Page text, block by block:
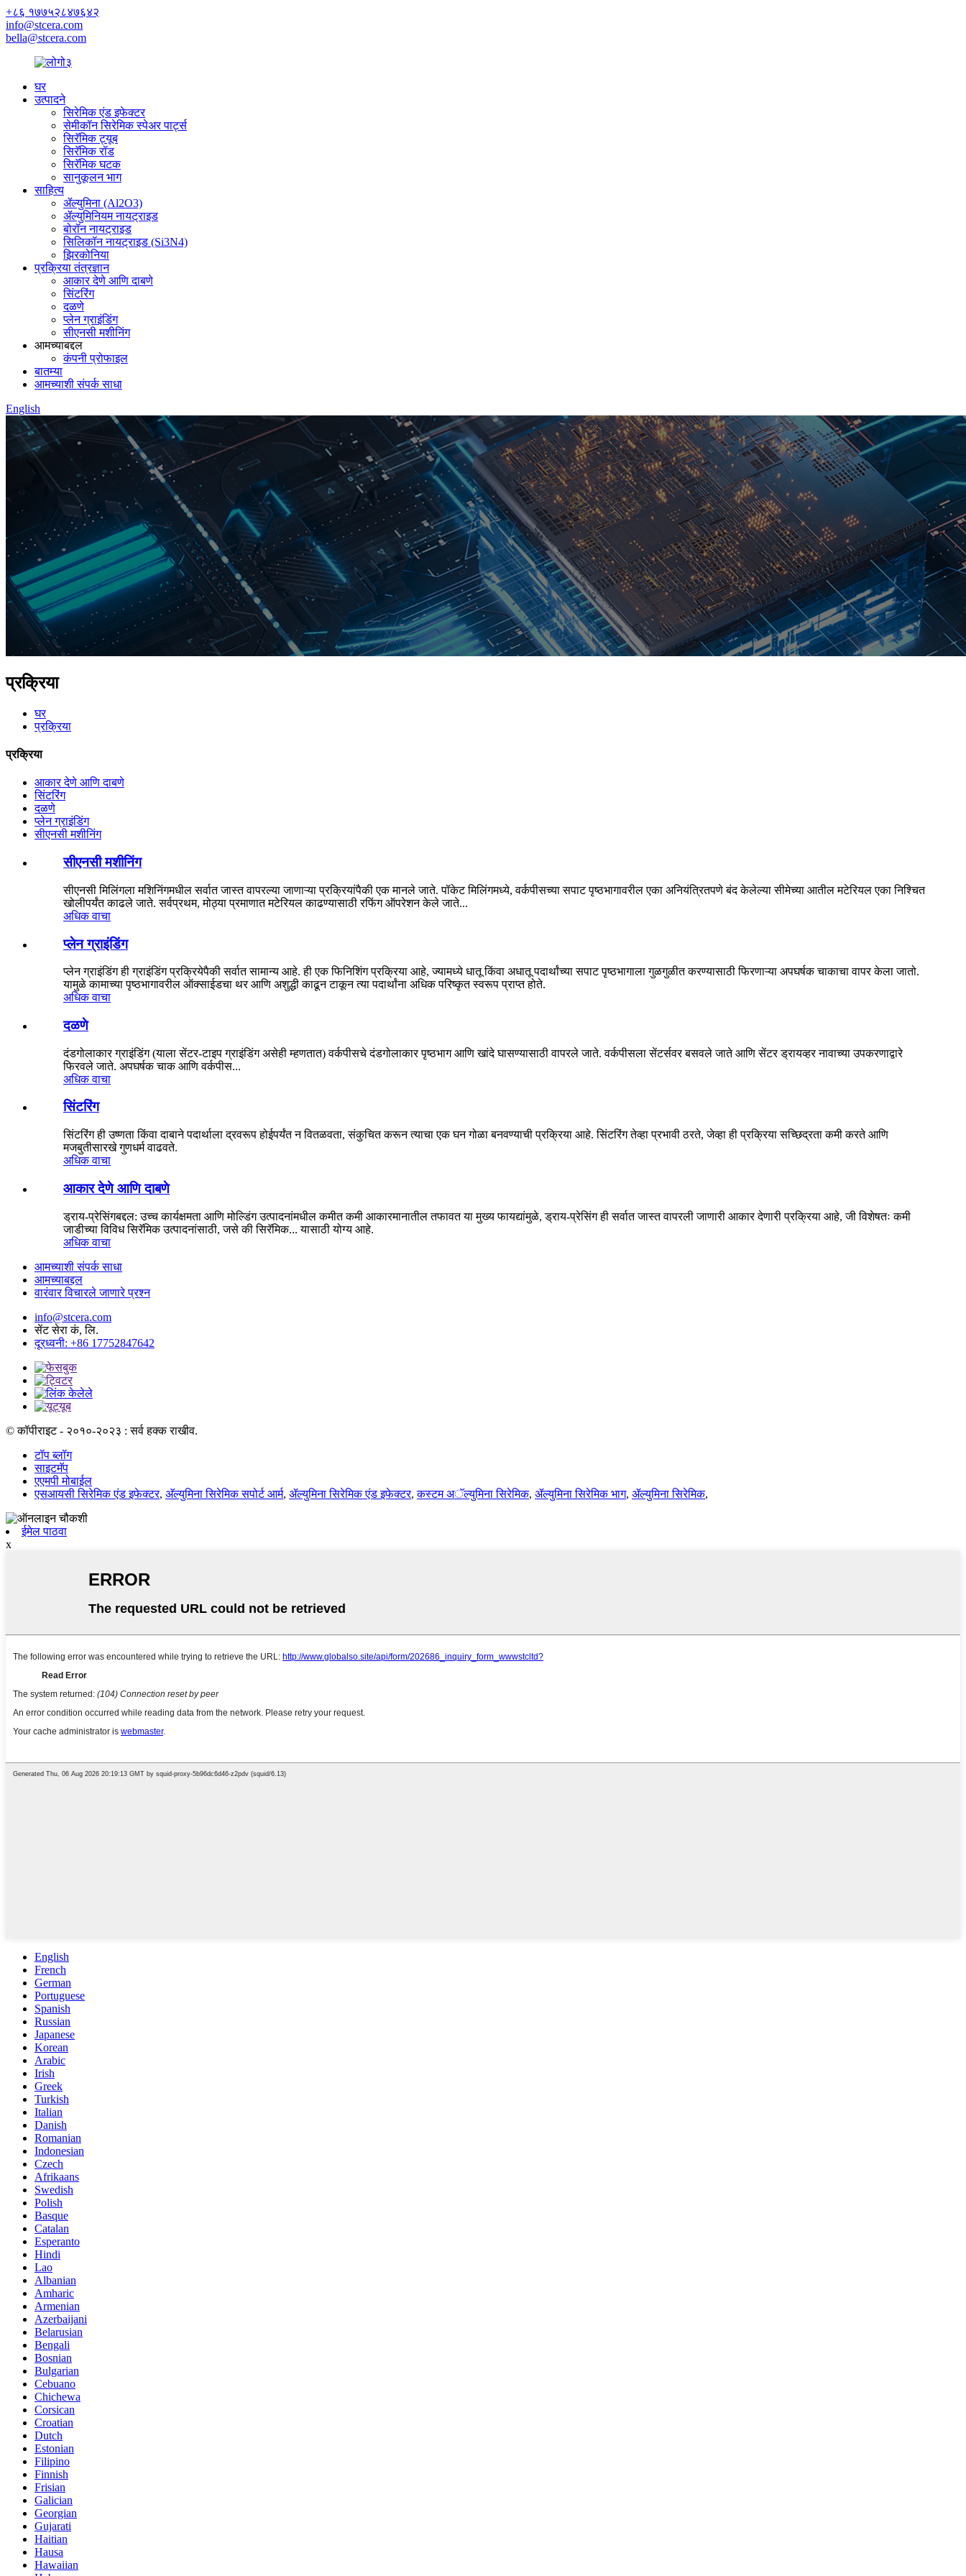
+८६ १७७५२८४७६४२
info@stcera.com
bella@stcera.com
घर
उत्पादने
सिरेमिक एंड इफेक्टर
सेमीकॉन सिरेमिक स्पेअर पार्ट्स
सिरॅमिक ट्यूब
सिरॅमिक रॉड
सिरॅमिक घटक
सानुकूलन भाग
साहित्य
ॲल्युमिना (Al2O3)
ॲल्युमिनियम नायट्राइड
बोरॉन नायट्राइड
सिलिकॉन नायट्राइड (Si3N4)
झिरकोनिया
प्रक्रिया तंत्रज्ञान
आकार देणे आणि दाबणे
सिंटरिंग
दळणे
प्लेन ग्राइंडिंग
सीएनसी मशीनिंग
आमच्याबद्दल
कंपनी प्रोफाइल
बातम्या
आमच्याशी संपर्क साधा
English
प्रक्रिया
घर
प्रक्रिया
प्रक्रिया
आकार देणे आणि दाबणे
सिंटरिंग
दळणे
प्लेन ग्राइंडिंग
सीएनसी मशीनिंग
सीएनसी मशीनिंग
सीएनसी मिलिंगला मशिनिंगमधील सर्वात जास्त वापरल्या जाणाऱ्या प्रक्रियांपैकी एक मानले जाते. पॉकेट मिलिंगमध्ये, वर्कपीसच्या सपाट पृष्ठभागावरील एका अनियंत्रितपणे बंद केलेल्या सीमेच्या आतील मटेरियल एका निश्चित
खोलीपर्यंत काढले जाते. सर्वप्रथम, मोठ्या प्रमाणात मटेरियल काढण्यासाठी रफिंग ऑपरेशन केले जाते...
अधिक वाचा
प्लेन ग्राइंडिंग
प्लेन ग्राइंडिंग ही ग्राइंडिंग प्रक्रियेपैकी सर्वात सामान्य आहे. ही एक फिनिशिंग प्रक्रिया आहे, ज्यामध्ये धातू किंवा अधातू पदार्थांच्या सपाट पृष्ठभागाला गुळगुळीत करण्यासाठी फिरणाऱ्या अपघर्षक चाकाचा वापर केला जातो.
यामुळे कामाच्या पृष्ठभागावरील ऑक्साईडचा थर आणि अशुद्धी काढून टाकून त्या पदार्थांना अधिक परिष्कृत स्वरूप प्राप्त होते.
अधिक वाचा
दळणे
दंडगोलाकार ग्राइंडिंग (याला सेंटर-टाइप ग्राइंडिंग असेही म्हणतात) वर्कपीसचे दंडगोलाकार पृष्ठभाग आणि खांदे घासण्यासाठी वापरले जाते. वर्कपीसला सेंटर्सवर बसवले जाते आणि सेंटर ड्रायव्हर नावाच्या उपकरणाद्वारे
फिरवले जाते. अपघर्षक चाक आणि वर्कपीस...
अधिक वाचा
सिंटरिंग
सिंटरिंग ही उष्णता किंवा दाबाने पदार्थाला द्रवरूप होईपर्यंत न वितळवता, संकुचित करून त्याचा एक घन गोळा बनवण्याची प्रक्रिया आहे. सिंटरिंग तेव्हा प्रभावी ठरते, जेव्हा ही प्रक्रिया सच्छिद्रता कमी करते आणि
मजबुतीसारखे गुणधर्म वाढवते.
अधिक वाचा
आकार देणे आणि दाबणे
ड्राय-प्रेसिंगबद्दल: उच्च कार्यक्षमता आणि मोल्डिंग उत्पादनांमधील कमीत कमी आकारमानातील तफावत या मुख्य फायद्यांमुळे, ड्राय-प्रेसिंग ही सर्वात जास्त वापरली जाणारी आकार देणारी प्रक्रिया आहे, जी विशेषतः कमी
जाडीच्या विविध सिरॅमिक उत्पादनांसाठी, जसे की सिरॅमिक... यासाठी योग्य आहे.
अधिक वाचा
आमच्याशी संपर्क साधा
आमच्याबद्दल
वारंवार विचारले जाणारे प्रश्न
info@stcera.com
सेंट सेरा कं, लि.
दूरध्वनी: +86 17752847642
© कॉपीराइट - २०१०-२०२३ : सर्व हक्क राखीव.
टॉप ब्लॉग
साइटमॅप
एएमपी मोबाईल
एसआयसी सिरेमिक एंड इफेक्टर, अ‍ॅल्युमिना सिरेमिक सपोर्ट आर्म, ॲल्युमिना सिरेमिक एंड इफेक्टर,कस्टम अॅल्युमिना सिरेमिक, ॲल्युमिना सिरेमिक भाग, ॲल्युमिना सिरेमिक,
ईमेल पाठवा
x
English
French
German
Portuguese
Spanish
Russian
Japanese
Korean
Arabic
Irish
Greek
Turkish
Italian
Danish
Romanian
Indonesian
Czech
Afrikaans
Swedish
Polish
Basque
Catalan
Esperanto
Hindi
Lao
Albanian
Amharic
Armenian
Azerbaijani
Belarusian
Bengali
Bosnian
Bulgarian
Cebuano
Chichewa
Corsican
Croatian
Dutch
Estonian
Filipino
Finnish
Frisian
Galician
Georgian
Gujarati
Haitian
Hausa
Hawaiian